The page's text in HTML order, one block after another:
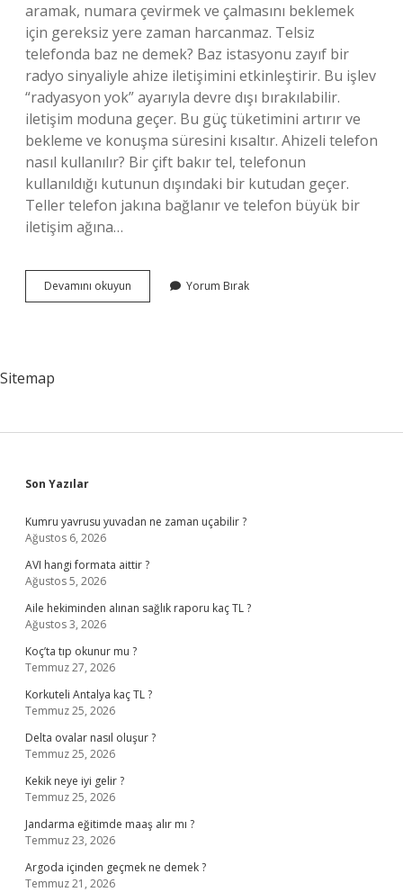
aramak, numara çevirmek ve çalmasını beklemek
için gereksiz yere zaman harcanmaz. Telsiz
telefonda baz ne demek? Baz istasyonu zayıf bir
radyo sinyaliyle ahize iletişimini etkinleştirir. Bu işlev
“radyasyon yok” ayarıyla devre dışı bırakılabilir.
iletişim moduna geçer. Bu güç tüketimini artırır ve
bekleme ve konuşma süresini kısaltır. Ahizeli telefon
nasıl kullanılır? Bir çift bakır tel, telefonun
kullanıldığı kutunun dışındaki bir kutudan geçer.
Teller telefon jakına bağlanır ve telefon büyük bir
iletişim ağına…
Devamını okuyun
Telefonlarda
Yorum Bırak
Sitemap
Sidebar
Son Yazılar
Kumru yavrusu yuvadan ne zaman uçabilir ?
Ağustos 6, 2026
AVI hangi formata aittir ?
Ağustos 5, 2026
Aile hekiminden alınan sağlık raporu kaç TL ?
Ağustos 3, 2026
Koç’ta tıp okunur mu ?
Temmuz 27, 2026
Korkuteli Antalya kaç TL ?
Temmuz 25, 2026
Delta ovalar nasıl oluşur ?
Temmuz 25, 2026
Kekik neye iyi gelir ?
Temmuz 25, 2026
Jandarma eğitimde maaş alır mı ?
Temmuz 23, 2026
Argoda içinden geçmek ne demek ?
Temmuz 21, 2026